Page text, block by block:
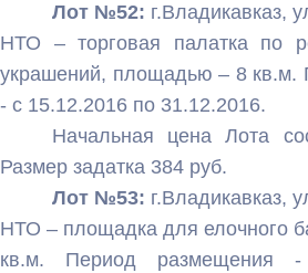
Лот №52: г.Владикавказ,
НТО – торговая палатка по
украшений, площадью – 8 кв.м.
- с 15.12.2016 по 31.12.2016.
Начальная цена Лота
Размер задатка 384 руб.
Лот №53: г.Владикавказ,
НТО – площадка для елочного
кв.м. Период размещения